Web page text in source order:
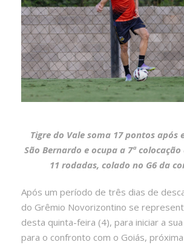
Tigre do Vale soma 17 pontos após
São Bernardo e ocupa a 7ª
11 rodadas, colado no G6 da
Após um período de três dias de
do Grêmio Novorizontino se
desta quinta-feira (4), para iniciar a
para o confronto com o Goiás,